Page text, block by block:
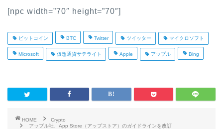
[npc width=”70″ height=”70″]
ビットコイン BTC Twitter ツイッター マイクロソフト
Microsoft 仮想通貨サテライト Apple アップル Bing
HOME
Crypto
アップル社、App Store（アップストア）のガイドラインを改訂